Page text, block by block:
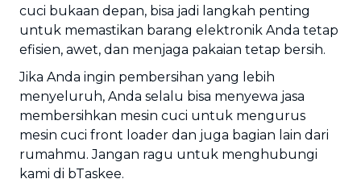
cuci bukaan depan, bisa jadi langkah penting
untuk memastikan barang elektronik Anda tetap
efisien, awet, dan menjaga pakaian tetap bersih.
Jika Anda ingin pembersihan yang lebih
menyeluruh, Anda selalu bisa menyewa jasa
membersihkan mesin cuci untuk mengurus
mesin cuci front loader dan juga bagian lain dari
rumahmu. Jangan ragu untuk menghubungi
kami di bTaskee.